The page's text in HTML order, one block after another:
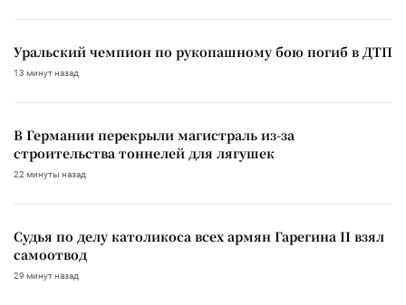
Уральский чемпион по рукопашному бою погиб в ДТП
13 минут назад
В Германии перекрыли магистраль из-за
строительства тоннелей для лягушек
22 минуты назад
Судья по делу католикоса всех армян Гарегина II взял
самоотвод
29 минут назад